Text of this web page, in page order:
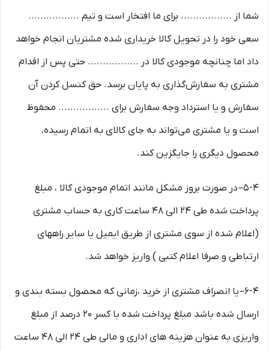
شما از ................. برای ما افتخار است و تیم .................
سعی خود را در تحویل کالا خریداری شده مشتریان انجام خواهد
داد اما چنانچه موجودی کالا در ................. حتی پس از اقدام
مشتری به سفارش‌‏گذاری به پایان برسد. حق کنسل کردن آن
سفارش و یا استرداد وجه سفارش برای ................. محفوظ
است و یا مشتری می‏‌تواند به جای کالای به اتمام رسیده،
محصول دیگری را جایگزین کند.
5-۴– در صورت بروز مشکل مانند اتمام موجودی کالا ، مبلغ
پرداخت شده طی ۲۴ الی ۴۸ ساعت کاری به حساب مشتری
(اعلام شده از سوی مشتری از طریق ایمیل یا سایر راههای
ارتباطی و صرفا اعلام کتبی ) واریز خواهد شد.
6-۴– یا انصراف مشتری از خرید ،زمانی که محصول بسته بندی و
ارسال شده باشد مبلغ پرداخت شده با کسر ۲۰ درصد از مبلغ
واریزی به عنوان هزینه های اداری و مالی طی ۲۴ الی ۴۸ ساعت